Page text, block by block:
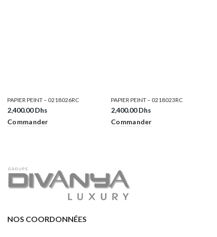
PAPIER PEINT – 0218026RC
2,400.00Dhs
Commander
PAPIER PEINT – 0218023RC
2,400.00Dhs
Commander
NOS COORDONNÉES